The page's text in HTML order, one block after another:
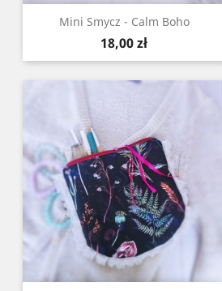
Mini Smycz - Calm Boho
Cena
18,00 zł